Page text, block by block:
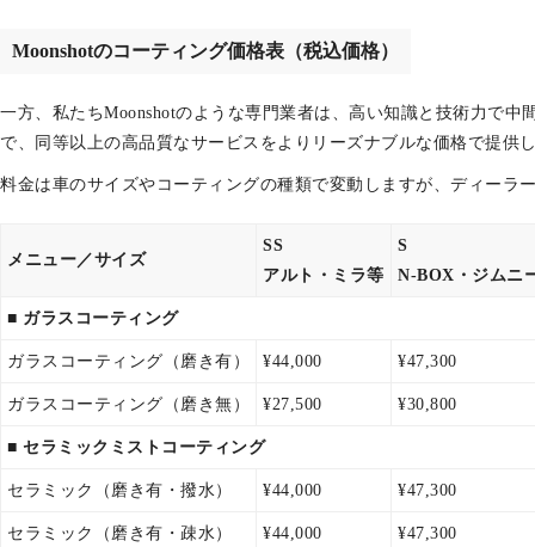
Moonshotのコーティング価格表（税込価格）
一方、私たちMoonshotのような専門業者は、高い知識と技術力で中
で、同等以上の高品質なサービスをよりリーズナブルな価格で提供
料金は車のサイズやコーティングの種類で変動しますが、ディーラ
メニュー／サイズ
SS
アルト・ミラ等
S
N-BOX・ジムニ
■ ガラスコーティング
ガラスコーティング（磨き有） ¥44,000 ¥47,300
ガラスコーティング（磨き無） ¥27,500 ¥30,800
■ セラミックミストコーティング
セラミック（磨き有・撥水） ¥44,000 ¥47,300
セラミック（磨き有・疎水） ¥44,000 ¥47,300